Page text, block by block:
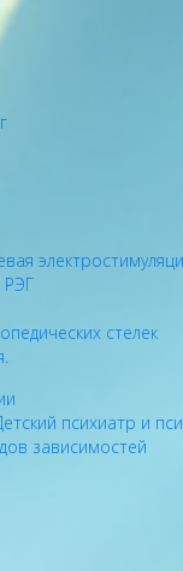
стелек
психиатр и
зависимостей